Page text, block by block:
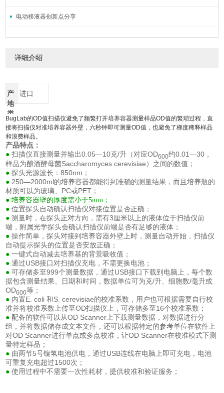
电动移液器创新点分享
详细介绍
产
地
类
别
进口
BugLab的OD值扫描仪避免了频繁打开培养容器测量样品OD值的繁琐过程，直
接将扫描仪对准培养容器外壁，六秒钟即可测量OD值，也避免了梯度稀释样品
和浪费样品。
产品特点：
●扫描仪直接测量并输出0.05—10克/升（对应OD600约0.01—30，
样品为酿酒酵母菌Saccharomyces cerevisiae）之间的数值；
●探头光源波长：850nm；
● 250—2000ml的培养容器都能得到准确的测量结果，而且培养瓶的
材质可以为玻璃、PC或PET；
● 培养容器壁的厚度需小于5mm；
●位置探头自动确认扫描仪对接位置是否正确；
●测量时，在探头正对方向，需有3厘米以上的液体位于扫描仪前
端，附属光学探头会确认扫描仪前端是否有足够的液体；
●操作简单，探头对接到培养容器外壁上时，测量自动开始，扫描仪
自动提示探头的位置是否安放正确；
●一键式自动减去培养基的背景吸收值；
●通过USB接口对扫描仪充电，不需更换电池；
●可存储多至999个测量数据，通过USB接口下载到电脑上，每个数
据包含测量结果、日期和时间，数据单位可为克/升、细胞数/毫升或
OD600等；
● 内置E. coli 和S. cerevisiae的校准系数，用户也可根据需要自行校
准并将校准系数上传至OD扫描仪上，可存储多至16个校准系数；
● 配备的软件可以从OD Scanner上下载测量数据，对数据进行分
组，并将数据储存成文本文件，还可以根据特定的参考单位在软件上
对OD Scanner进行单点或多点校准，让OD Scanner在校准模式下测
量特定样品；
● 由两节5号镍氢电池供电，通过USB连线在电脑上即可充电，电池
可重复充电超过1500次；
●使用过程中不需要一次性耗材，提供校准和验证服务；